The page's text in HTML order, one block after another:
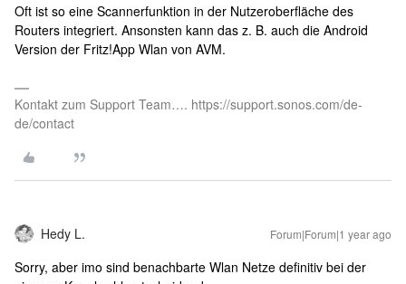
Oft ist so eine Scannerfunktion in der Nutzeroberfläche des
Routers integriert. Ansonsten kann das z. B. auch die Android
Version der Fritz!App Wlan von AVM.
Kontakt zum Support Team…. https://support.sonos.com/de-
de/contact
Hedy L. Forum|Forum|1 year ago
Sorry, aber imo sind benachbarte Wlan Netze definitiv bei der